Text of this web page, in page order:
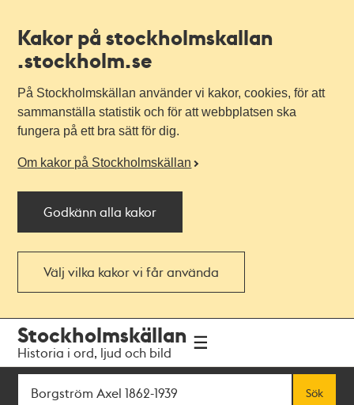
Kakor på stockholmskallan
.stockholm.se
På Stockholmskällan använder vi kakor, cookies, för att
sammanställa statistik och för att webbplatsen ska
fungera på ett bra sätt för dig.
Om kakor på Stockholmskällan
Godkänn alla kakor
Välj vilka kakor vi får använda
navigationen
huvudinnehållet
Stockholmskällan
Historia i ord, ljud och bild
Sök
Sök